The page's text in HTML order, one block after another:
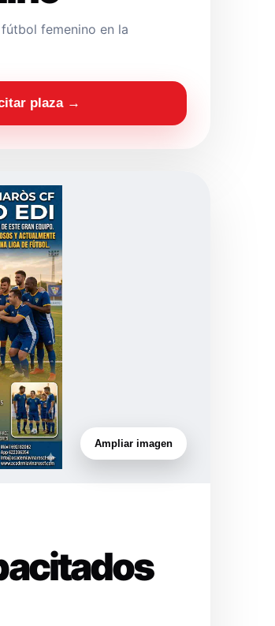
femenino en la
plaza →
Ampliar imagen